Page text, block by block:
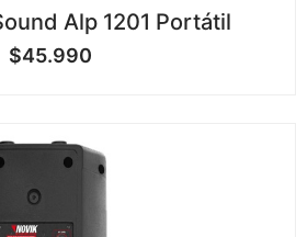
Valorado
en
0
de
Alp 1201 Portátil
$45.990